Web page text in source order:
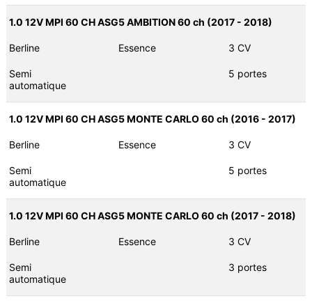
1.0 12V MPI 60 CH ASG5 AMBITION 60 ch (2017 - 2018)
Berline Essence 3 CV
Semi
automatique
5 portes
1.0 12V MPI 60 CH ASG5 MONTE CARLO 60 ch (2016 - 2017)
Berline Essence 3 CV
Semi
automatique
5 portes
1.0 12V MPI 60 CH ASG5 MONTE CARLO 60 ch (2017 - 2018)
Berline Essence 3 CV
Semi
automatique
3 portes